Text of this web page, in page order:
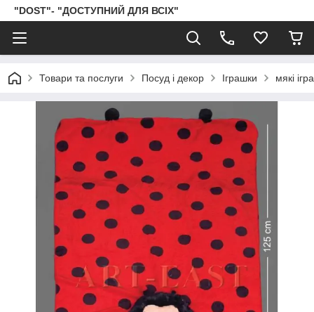
"DOST"- "ДОСТУПНИЙ ДЛЯ ВСІХ"
Товари та послуги Посуд і декор Іграшки мякі